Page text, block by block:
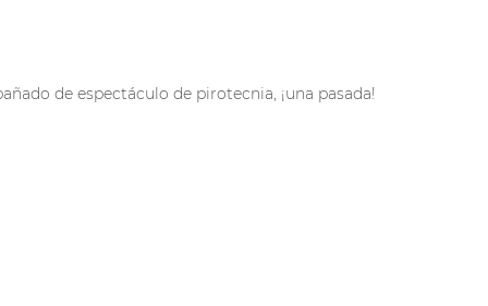
de espectáculo de pirotecnia, ¡una pasada!